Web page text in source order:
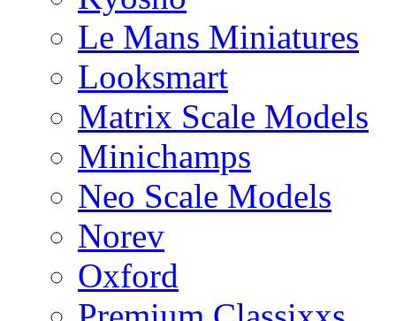
Le Mans Miniatures
Looksmart
Matrix Scale Models
Minichamps
Neo Scale Models
Norev
Oxford